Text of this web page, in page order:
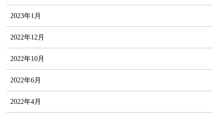
2023年1月
2022年12月
2022年10月
2022年6月
2022年4月